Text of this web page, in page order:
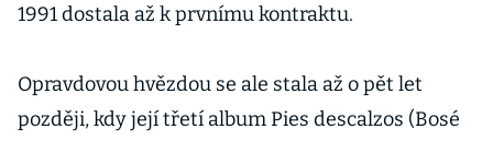
1991 dostala až k prvnímu kontraktu.
Opravdovou hvězdou se ale stala až o pět let
později, kdy její třetí album Pies descalzos (Bosé